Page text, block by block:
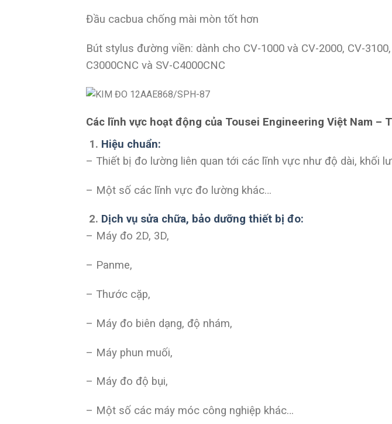
Đầu cacbua chống mài mòn tốt hơn
Bút stylus đường viền: dành cho CV-1000 và CV-2000, CV-
C3000CNC và SV-C4000CNC
Các lĩnh vực hoạt động của Tousei Engineering Việt Nam –
1. Hiệu chuẩn:
– Thiết bị đo lường liên quan tới các lĩnh vực như độ dài, khối
– Một số các lĩnh vực đo lường khác…
2. Dịch vụ sửa chữa, bảo dưỡng thiết bị đo:
– Máy đo 2D, 3D,
– Panme,
– Thước cặp,
– Máy đo biên dạng, độ nhám,
– Máy phun muối,
– Máy đo độ bụi,
– Một số các máy móc công nghiệp khác…